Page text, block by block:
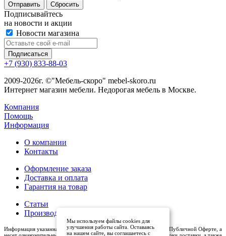
Сбросить
Подписывайтесь
на новости и акции
Новости магазина
+7 (930) 833-88-03
2009-2026г. ©"Мебель-скоро" mebel-skoro.ru
Интернет магазин мебели. Недорогая мебель в Москве.
Компания
Помощь
Информация
О компании
Контакты
Оформление заказа
Доставка и оплата
Гарантия на товар
Статьи
Производители
Информация указанная на сайте (описания и цены), не относится к Публичной Оферте, а
Мы используем файлы cookies для
улучшения работы сайта. Оставаясь
на нашем сайте, вы соглашаетесь с